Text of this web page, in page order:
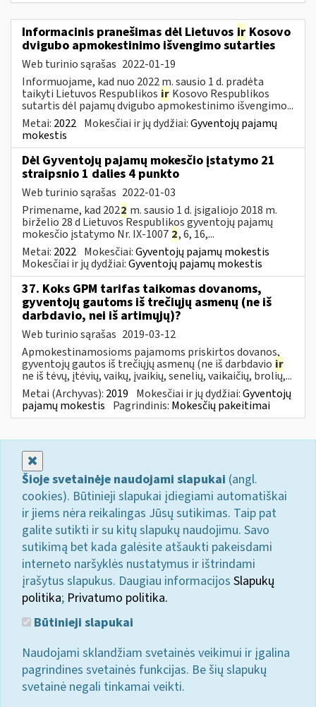
Informacinis pranešimas dėl Lietuvos ir Kosovo
dvigubo apmokestinimo išvengimo sutarties
Web turinio sąrašas 2022-01-19
Informuojame, kad nuo 2022 m. sausio 1 d. pradėta
taikyti Lietuvos Respublikos ir Kosovo Respublikos
sutartis dėl pajamų dvigubo apmokestinimo išvengimo...
Metai: 2022 Mokesčiai ir jų dydžiai:Gyventojų pajamų
mokestis
Dėl Gyventojų pajamų mokesčio įstatymo 21
straipsnio 1 dalies 4 punkto
Web turinio sąrašas 2022-01-03
Primename, kad 2022 m. sausio 1 d. įsigaliojo 2018 m.
birželio 28 d Lietuvos Respublikos gyventojų pajamų
mokesčio įstatymo Nr. IX-1007 2, 6, 16,...
Metai: 2022 Mokesčiai:Gyventojų pajamų mokestis
Mokesčiai ir jų dydžiai:Gyventojų pajamų mokestis
37. Koks GPM tarifas taikomas dovanoms,
gyventojų gautoms iš trečiųjų asmenų (ne iš
darbdavio, nei iš artimųjų)?
Web turinio sąrašas 2019-03-12
Apmokestinamosioms pajamoms priskirtos dovanos,
gyventojų gautos iš trečiųjų asmenų (ne iš darbdavio ir
ne iš tėvų, įtėvių, vaikų, įvaikių, senelių, vaikaičių, brolių,...
Metai (Archyvas): 2019 Mokesčiai ir jų dydžiai:Gyventojų
pajamų mokestis Pagrindinis: Mokesčių pakeitimai
Šioje svetainėje naudojami slapukai (angl.
cookies). Būtinieji slapukai įdiegiami automatiškai
ir jiems nėra reikalingas Jūsų sutikimas. Taip pat
galite sutikti ir su kitų slapukų naudojimu. Savo
sutikimą bet kada galėsite atšaukti pakeisdami
interneto naršyklės nustatymus ir ištrindami
įrašytus slapukus. Daugiau informacijos Slapukų
politika; Privatumo politika.
Būtinieji slapukai
Naudojami sklandžiam svetainės veikimui ir įgalina
pagrindines svetainės funkcijas. Be šių slapukų
svetainė negali tinkamai veikti.